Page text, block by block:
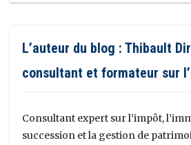
L’auteur du blog : Thibault
consultant et formateur sur
Consultant expert sur l’impôt,
succession et la gestion de